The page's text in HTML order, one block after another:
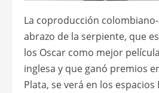
La coproducción
abrazo de la serpiente, que
los Oscar como mejor
inglesa y que ganó premios
Plata, se verá en los espacios